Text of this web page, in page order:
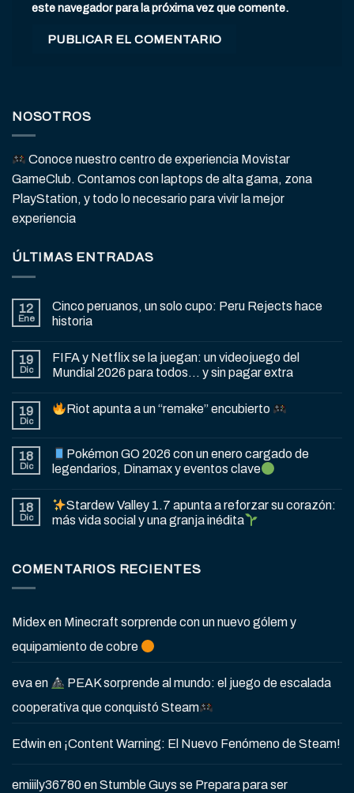
este navegador para la próxima vez que comente.
NOSOTROS
Conoce nuestro centro de experiencia Movistar
GameClub. Contamos con laptops de alta gama, zona
PlayStation, y todo lo necesario para vivir la mejor
experiencia
ÚLTIMAS ENTRADAS
12
Ene
Cinco peruanos, un solo cupo: Peru Rejects hace
historia
19
Dic
FIFA y Netflix se la juegan: un videojuego del
Mundial 2026 para todos… y sin pagar extra
19
Dic
Riot apunta a un “remake” encubierto
18
Dic
Pokémon GO 2026 con un enero cargado de
legendarios, Dinamax y eventos clave
18
Dic
Stardew Valley 1.7 apunta a reforzar su corazón:
más vida social y una granja inédita
COMENTARIOS RECIENTES
Midexen Minecraft sorprende con un nuevo gólem y
equipamiento de cobre
evaen
PEAK sorprende al mundo: el juego de escalada
cooperativa que conquistó Steam
Edwinen ¡Content Warning: El Nuevo Fenómeno de Steam!
emiiily36780enStumble Guys se Prepara para ser